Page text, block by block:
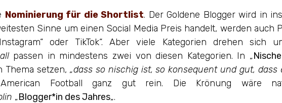
Nominierung für die Shortlist. Der Goldene Blogger wird in
Sinne um einen Social Media Preis handelt, werden auch
oder TikTok“. Aber viele Kategorien drehen sich
passen in mindestens zwei von diesen Kategorien. In „
Thema setzen, „dass so nischig ist, so konsequent und gut, dass
Football ganz gut rein. Die Krönung wäre
„Blogger*in des Jahres„.